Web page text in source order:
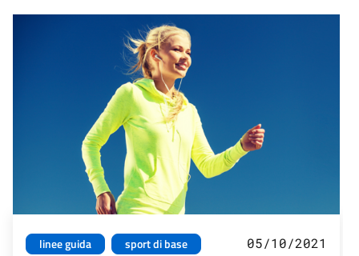
linee guida
sport di base
05/10/2021